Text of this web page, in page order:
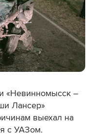
«Невинномысск –
Лансер»
выехал на
с УАЗом.